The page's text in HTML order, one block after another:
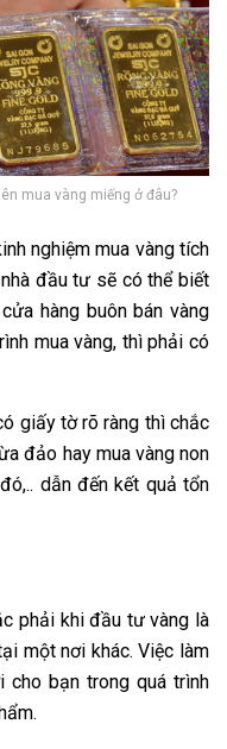
mua vàng miếng ở đâu?
nghiệm mua vàng tích
đầu tư sẽ có thể biết
hàng buôn bán vàng
mua vàng, thì phải có
giấy tờ rõ ràng thì chắc
đảo hay mua vàng non
dẫn đến kết quả tổn
phải khi đầu tư vàng là
một nơi khác. Việc làm
cho bạn trong quá trình